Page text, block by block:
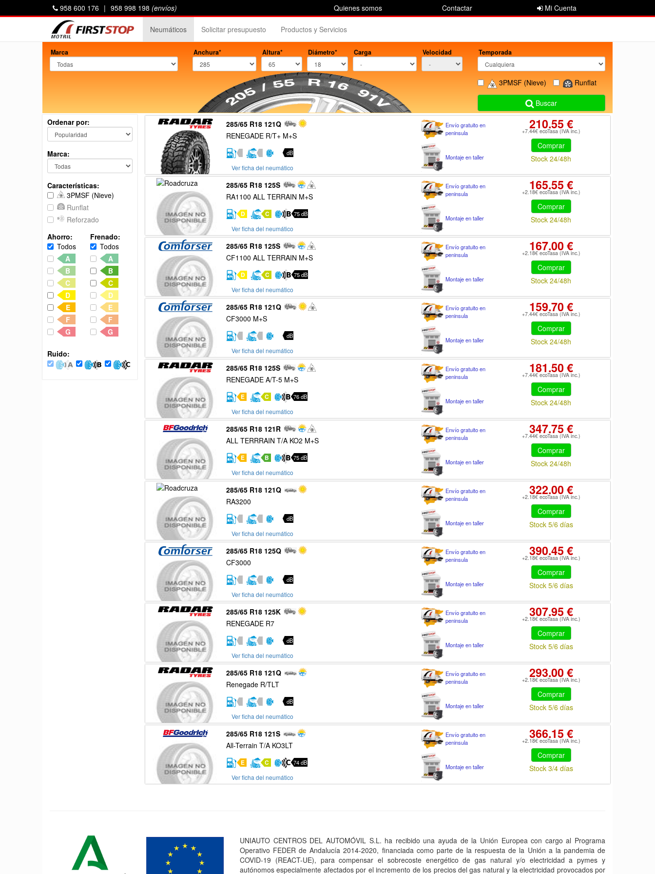
Quienes somos Contactar Mi Cuenta
958 600 176 | 958 998 198 (envíos)
Neumáticos Solicitar presupuesto Productos y Servicios
Marca Anchura* Altura* Diámetro* Carga Velocidad Temporada
3PMSF (Nieve) Runflat
Buscar
Ordenar por:
Marca:
Características:
3PMSF (Nieve)
Runflat
Reforzado
Ahorro:
Todos
A
B
C
D
E
F
G
Frenado:
Todos
A
B
C
D
E
F
G
Ruido:
285/65 R18 121Q
RENEGADE R/T+ M+S
dB
Ver ficha del neumático
Envío gratuito en
peninsula
Montaje en taller
210.55 €
+7.44€ ecoTasa (IVA inc.)
Comprar
Stock 24/48h
285/65 R18 125S
RA1100 ALL TERRAIN M+S
D C 75 dB
Ver ficha del neumático
Envío gratuito en
peninsula
Montaje en taller
165.55 €
+2.18€ ecoTasa (IVA inc.)
Comprar
Stock 24/48h
285/65 R18 125S
CF1100 ALL TERRAIN M+S
D C 75 dB
Ver ficha del neumático
Envío gratuito en
peninsula
Montaje en taller
167.00 €
+2.18€ ecoTasa (IVA inc.)
Comprar
Stock 24/48h
285/65 R18 121Q
CF3000 M+S
dB
Ver ficha del neumático
Envío gratuito en
peninsula
Montaje en taller
159.70 €
+7.44€ ecoTasa (IVA inc.)
Comprar
Stock 24/48h
285/65 R18 125S
RENEGADE A/T-5 M+S
E C 76 dB
Ver ficha del neumático
Envío gratuito en
peninsula
Montaje en taller
181.50 €
+7.44€ ecoTasa (IVA inc.)
Comprar
Stock 24/48h
285/65 R18 121R
ALL TERRRAIN T/A KO2 M+S
E B 75 dB
Ver ficha del neumático
Envío gratuito en
peninsula
Montaje en taller
347.75 €
+7.44€ ecoTasa (IVA inc.)
Comprar
Stock 24/48h
285/65 R18 121Q
RA3200
dB
Ver ficha del neumático
Envío gratuito en
peninsula
Montaje en taller
322.00 €
+2.18€ ecoTasa (IVA inc.)
Comprar
Stock 5/6 días
285/65 R18 125Q
CF3000
dB
Ver ficha del neumático
Envío gratuito en
peninsula
Montaje en taller
390.45 €
+2.18€ ecoTasa (IVA inc.)
Comprar
Stock 5/6 días
285/65 R18 125K
RENEGADE R7
dB
Ver ficha del neumático
Envío gratuito en
peninsula
Montaje en taller
307.95 €
+2.18€ ecoTasa (IVA inc.)
Comprar
Stock 5/6 días
285/65 R18 121Q
Renegade R/TLT
dB
Ver ficha del neumático
Envío gratuito en
peninsula
Montaje en taller
293.00 €
+2.18€ ecoTasa (IVA inc.)
Comprar
Stock 5/6 días
285/65 R18 121S
All-Terrain T/A KO3LT
E C 74 dB
Ver ficha del neumático
Envío gratuito en
peninsula
Montaje en taller
366.15 €
+2.18€ ecoTasa (IVA inc.)
Comprar
Stock 3/4 días
UNIAUTO CENTROS DEL AUTOMÓVIL S.L. ha recibido una ayuda de la Unión Europea con cargo al Programa
Operativo FEDER de Andalucía 2014-2020, financiada como parte de la respuesta de la Unión a la pandemia de
COVID-19 (REACT-UE), para compensar el sobrecoste energético de gas natural y/o electricidad a pymes y
autónomos especialmente afectados por el incremento de los precios del gas natural y la electricidad provocados por